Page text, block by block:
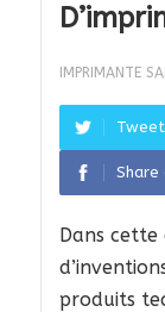
IMPRIMANTE
Share
Dans
produits